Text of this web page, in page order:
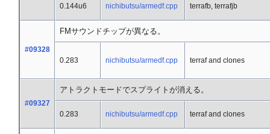
0.144u6 nichibutsu/armedf.cpp terrafb, terrafjb
#09328
FMサウンドチップが異なる。
0.283 nichibutsu/armedf.cpp terraf and clones
#09327
アトラクトモードでスプライトが消える。
0.283 nichibutsu/armedf.cpp terraf and clones